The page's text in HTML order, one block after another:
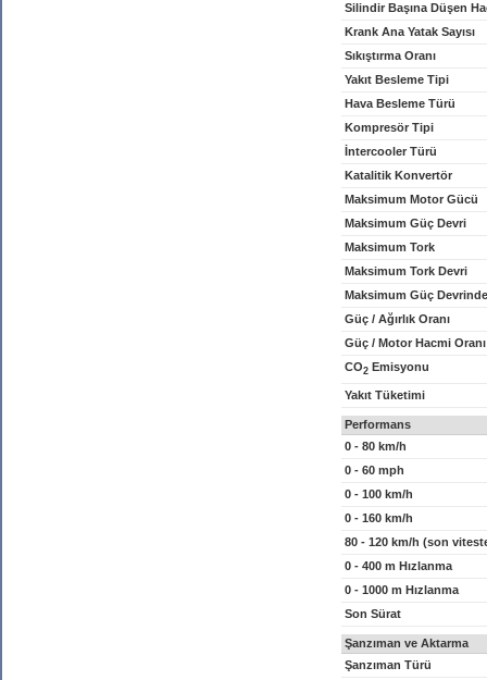
Silindir Başına Düşen
Krank Ana Yatak Sayısı
Sıkıştırma Oranı
Yakıt Besleme Tipi
Hava Besleme Türü
Kompresör Tipi
İntercooler Türü
Katalitik Konvertör
Maksimum Motor Gücü
Maksimum Güç Devri
Maksimum Tork
Maksimum Tork Devri
Maksimum Güç
Güç / Ağırlık Oranı
Güç / Motor Hacmi Oranı
CO2 Emisyonu
Yakıt Tüketimi
Performans
0 - 80 km/h
0 - 60 mph
0 - 100 km/h
0 - 160 km/h
80 - 120 km/h (son
0 - 400 m Hızlanma
0 - 1000 m Hızlanma
Son Sürat
Şanzıman ve Aktarma
Şanzıman Türü